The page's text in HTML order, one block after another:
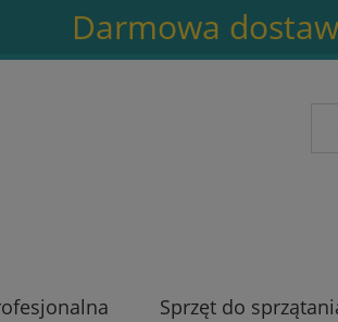
Darmowa
Sprzęt do